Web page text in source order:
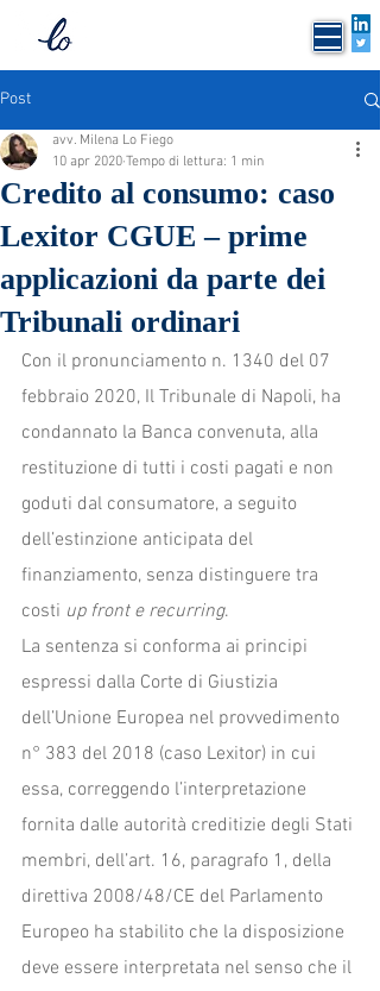
Post
Credito al consumo: caso
Lexitor CGUE – prime
applicazioni da parte dei
Tribunali ordinari
avv. Milena Lo Fiego
10 apr 2020 Tempo di lettura: 1 min
Con il pronunciamento n. 1340 del 07
febbraio 2020, Il Tribunale di Napoli, ha
condannato la Banca convenuta, alla
restituzione di tutti i costi pagati e non
goduti dal consumatore, a seguito
dell’estinzione anticipata del
finanziamento, senza distinguere tra
costi up front e recurring.
La sentenza si conforma ai principi
espressi dalla Corte di Giustizia
dell’Unione Europea nel provvedimento
n° 383 del 2018 (caso Lexitor) in cui
essa, correggendo l’interpretazione
fornita dalle autorità creditizie degli Stati
membri, dell’art. 16, paragrafo 1, della
direttiva 2008/48/CE del Parlamento
Europeo ha stabilito che la disposizione
deve essere interpretata nel senso che il